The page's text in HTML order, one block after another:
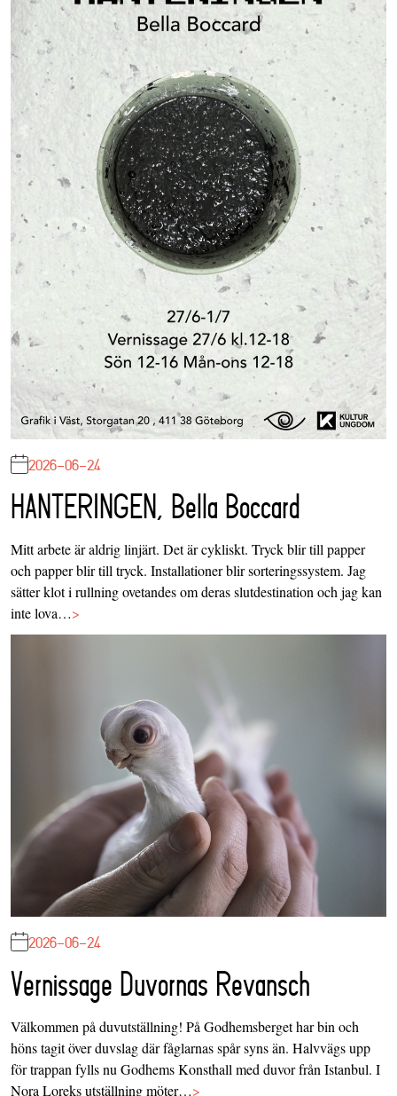
2026-06-24
HANTERINGEN, Bella Boccard
Mitt arbete är aldrig linjärt. Det är cykliskt. Tryck blir till papper
och papper blir till tryck. Installationer blir sorteringssystem. Jag
sätter klot i rullning ovetandes om deras slutdestination och jag kan
inte lova…>
2026-06-24
Vernissage Duvornas Revansch
Välkommen på duvutställning! På Godhemsberget har bin och
höns tagit över duvslag där fåglarnas spår syns än. Halvvägs upp
för trappan fylls nu Godhems Konsthall med duvor från Istanbul. I
Nora Loreks utställning möter…>